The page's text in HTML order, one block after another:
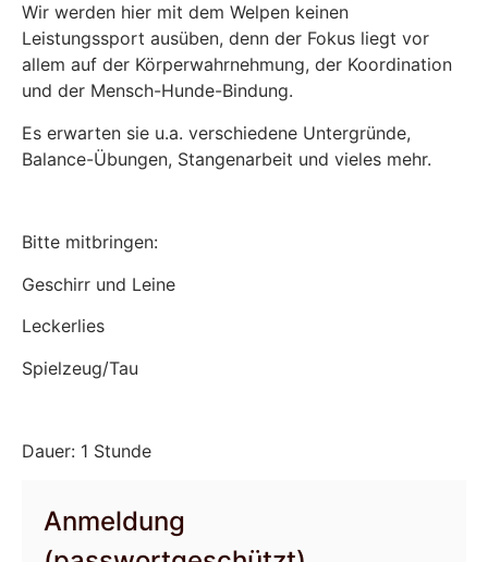
Wir werden hier mit dem Welpen keinen
Leistungssport ausüben, denn der Fokus liegt vor
allem auf der Körperwahrnehmung, der Koordination
und der Mensch-Hunde-Bindung.
Es erwarten sie u.a. verschiedene Untergründe,
Balance-Übungen, Stangenarbeit und vieles mehr.
Bitte mitbringen:
Geschirr und Leine
Leckerlies
Spielzeug/Tau
Dauer: 1 Stunde
Anmeldung